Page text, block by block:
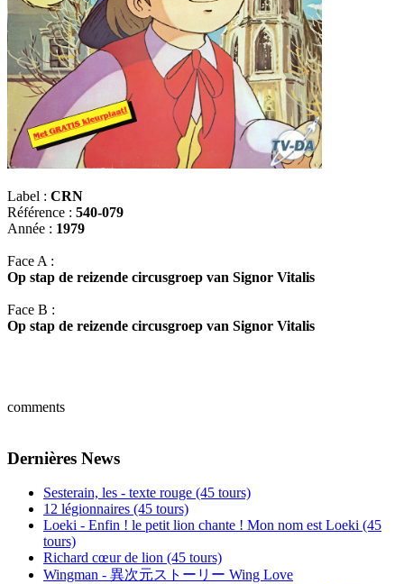
Label : CRN
Référence : 540-079
Année : 1979
Face A :
Op stap de reizende circusgroep van Signor Vitalis
Face B :
Op stap de reizende circusgroep van Signor Vitalis
comments
Dernières News
Sesterain, les - texte rouge (45 tours)
12 légionnaires (45 tours)
Loeki - Enfin ! le petit lion chante ! Mon nom est Loeki (45
tours)
Richard cœur de lion (45 tours)
Wingman - 異次元ストーリー Wing Love